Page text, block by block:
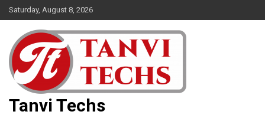
Skip
to
content
Saturday, August 8, 2026
Tanvi Techs